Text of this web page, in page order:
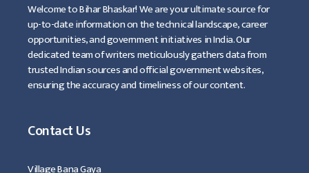
Welcome to Bihar Bhaskar! We are your ultimate source for
up-to-date information on the technical landscape, career
opportunities, and government initiatives in India. Our
dedicated team of writers meticulously gathers data from
trusted Indian sources and official government websites,
ensuring the accuracy and timeliness of our content.
Contact Us
Village Bana Gaya